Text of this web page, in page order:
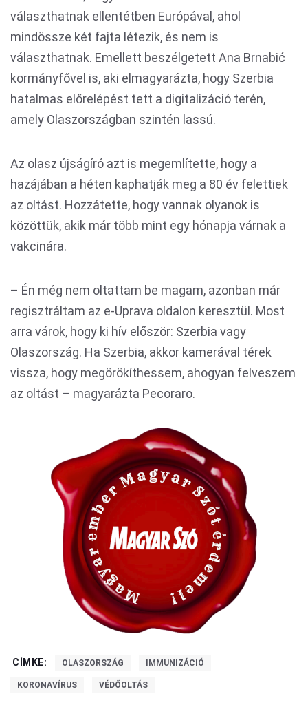
választhatnak ellentétben Európával, ahol
mindössze két fajta létezik, és nem is
választhatnak. Emellett beszélgetett Ana Brnabić
kormányfővel is, aki elmagyarázta, hogy Szerbia
hatalmas előrelépést tett a digitalizáció terén,
amely Olaszországban szintén lassú.
Az olasz újságíró azt is megemlítette, hogy a
hazájában a héten kaphatják meg a 80 év felettiek
az oltást. Hozzátette, hogy vannak olyanok is
közöttük, akik már több mint egy hónapja várnak a
vakcinára.
– Én még nem oltattam be magam, azonban már
regisztráltam az e-Uprava oldalon keresztül. Most
arra várok, hogy ki hív először: Szerbia vagy
Olaszország. Ha Szerbia, akkor kamerával térek
vissza, hogy megörökíthessem, ahogyan felveszem
az oltást – magyarázta Pecoraro.
CÍMKE: OLASZORSZÁG IMMUNIZÁCIÓ
KORONAVÍRUS VÉDŐOLTÁS